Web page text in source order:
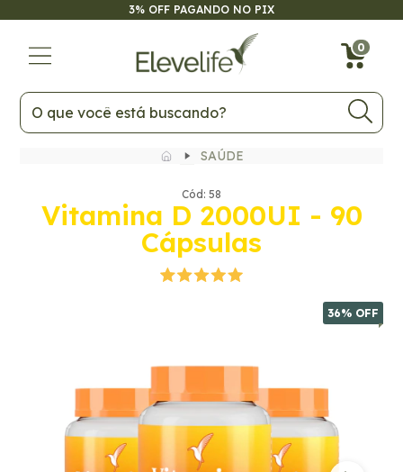
ATÉ 6X SEM JUROS NO CARTÃO
0
SAÚDE
Cód: 58
Vitamina D 2000UI - 90
Cápsulas
36% OFF
36% OFF